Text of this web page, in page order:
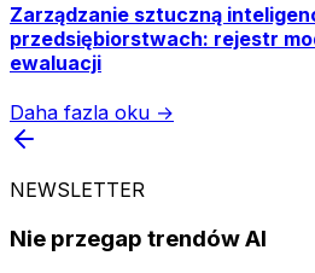
Zarządzanie sztuczną
przedsiębiorstwach: rejestr
ewaluacji
Daha fazla oku →
NEWSLETTER
Nie przegap trendów AI